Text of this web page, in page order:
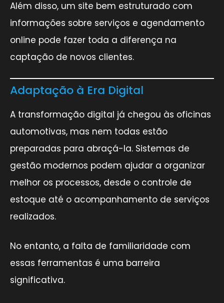
Além disso, um site bem estruturado com
informações sobre serviços e agendamento
online pode fazer toda a diferença na
captação de novos clientes.
Adaptação à Era Digital
A transformação digital já chegou às oficinas
automotivas, mas nem todas estão
preparadas para abraçá-la. Sistemas de
gestão modernos podem ajudar a organizar
melhor os processos, desde o controle de
estoque até o acompanhamento de serviços
realizados.
No entanto, a falta de familiaridade com
essas ferramentas é uma barreira
significativa.